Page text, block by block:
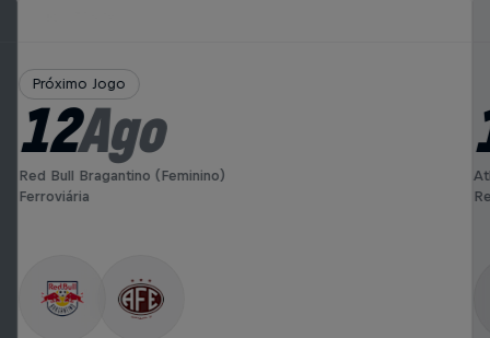
Próximo Jogo
12Ago
Red Bull Bragantino (Feminino)
Ferroviária